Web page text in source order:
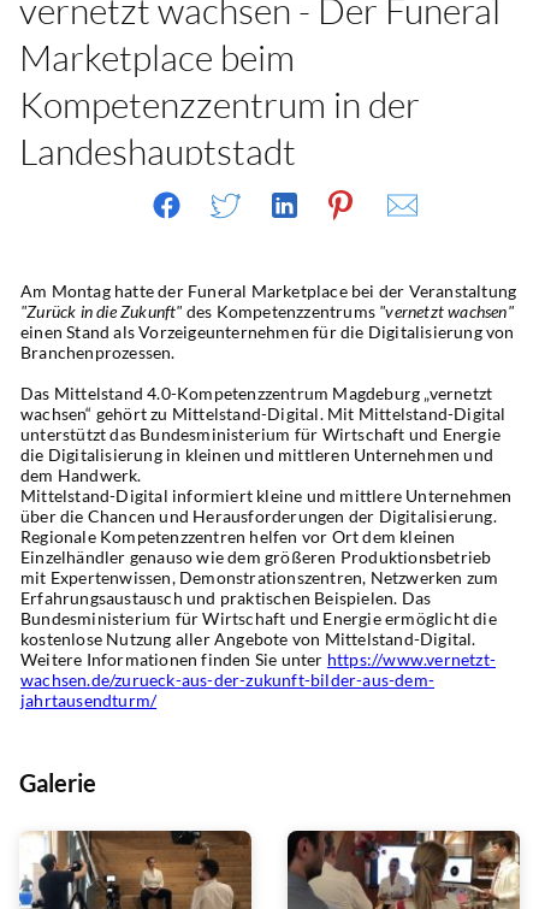
vernetzt wachsen - Der Funeral
Marketplace beim
Kompetenzzentrum in der
Landeshauptstadt
"Zurück in die Zukunft" des Kompetenzzentrums "vernetzt wachsen"
einen Stand als Vorzeigeunternehmen für die Digitalisierung von
Branchenprozessen.
Das Mittelstand 4.0-Kompetenzzentrum Magdeburg „vernetzt
wachsen“ gehört zu Mittelstand-Digital. Mit Mittelstand-Digital
unterstützt das Bundesministerium für Wirtschaft und Energie
die Digitalisierung in kleinen und mittleren Unternehmen und
dem Handwerk.
Mittelstand-Digital informiert kleine und mittlere Unternehmen
über die Chancen und Herausforderungen der Digitalisierung.
Regionale Kompetenzzentren helfen vor Ort dem kleinen
Einzelhändler genauso wie dem größeren Produktionsbetrieb
mit Expertenwissen, Demonstrationszentren, Netzwerken zum
Erfahrungsaustausch und praktischen Beispielen. Das
Bundesministerium für Wirtschaft und Energie ermöglicht die
kostenlose Nutzung aller Angebote von Mittelstand-Digital.
Weitere Informationen finden Sie unter https://www.vernetzt-
wachsen.de/zurueck-aus-der-zukunft-bilder-aus-dem-
jahrtausendturm/
Galerie